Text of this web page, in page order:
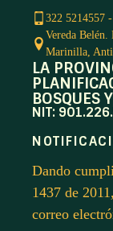
322 5214557
Vereda
Marinilla,
LA
BOSQUES
NIT:
Dando
1437 de
correo